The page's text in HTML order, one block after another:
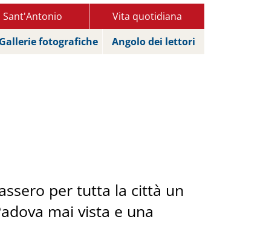
Sant'Antonio
Vita quotidiana
Gallerie fotografiche Angolo dei lettori
per tutta la città un
mai vista e una